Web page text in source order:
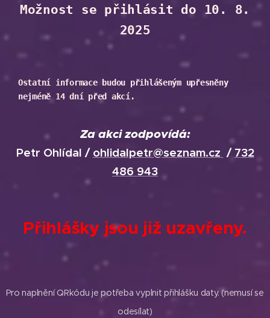
Možnost se přihlásit do 10. 8.
2025
Ostatní informace budou přihlášeným upřesněny
nejméně 14 dní před akcí.
Za akci zodpovídá:
Petr Ohlídal / ohlidalpetr@seznam.cz / 732
486 943
Přihlášky jsou již uzavřeny.
Pro naplnění QRkódu je potřeba vyplnit přihlášku daty. (nemusí se
odesílat)